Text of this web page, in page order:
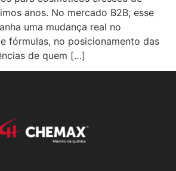
anos. No mercado B2B, esse
uma mudança real no
fórmulas, no posicionamento das
de quem […]